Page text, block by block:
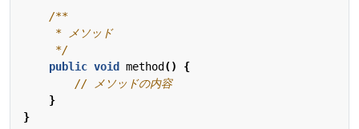
     */
public void method ()
{
// メソッドの内容
}
}